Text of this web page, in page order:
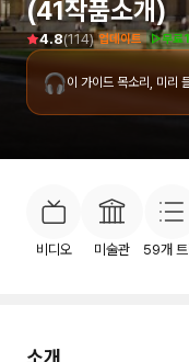
(41작품소개)
4.8(114) 업데이트 ▷무료
🎧이 가이드 목소리, 미리
비디오 미술관 59개
소개